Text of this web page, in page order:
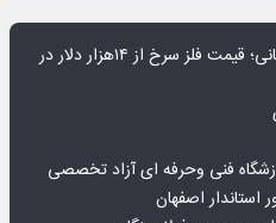
تداوم صعود مس در بازارهای جهانی؛ قیمت فلز سرخ از ۱۴هزار دلار در
فنی وحرفه ای آزاد تخصصی
استاندار اصفهان